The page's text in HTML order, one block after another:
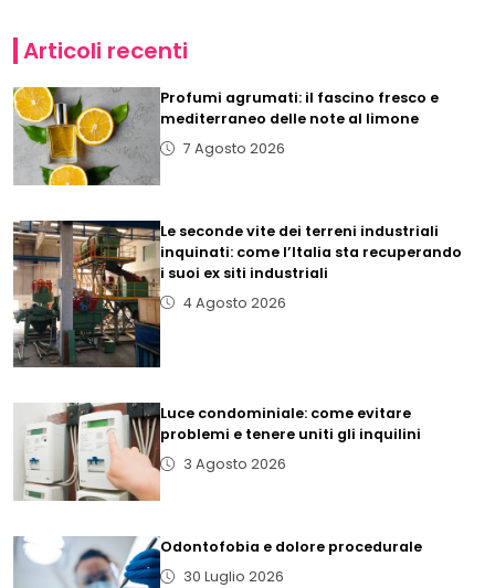
Articoli recenti
Profumi agrumati: il fascino fresco e
mediterraneo delle note al limone
7 Agosto 2026
Le seconde vite dei terreni industriali
inquinati: come l’Italia sta recuperando
i suoi ex siti industriali
4 Agosto 2026
Luce condominiale: come evitare
problemi e tenere uniti gli inquilini
3 Agosto 2026
Odontofobia e dolore procedurale
30 Luglio 2026